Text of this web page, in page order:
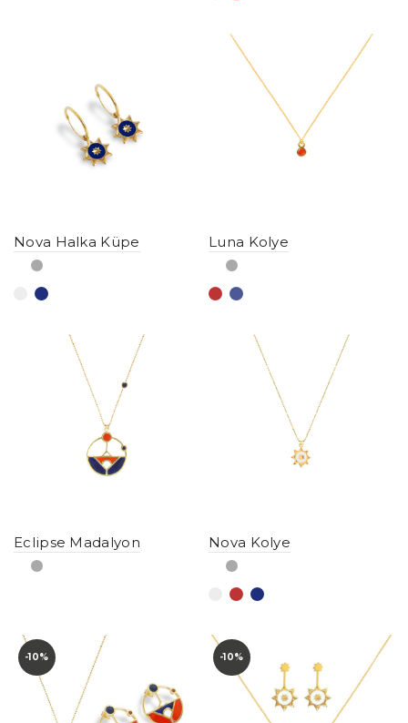
Nova Halka Küpe Luna Kolye
Eclipse Madalyon Nova Kolye
-10% -10%